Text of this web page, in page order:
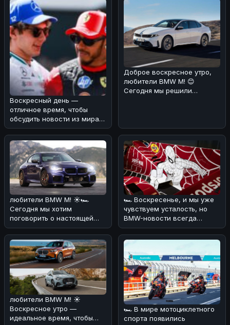
Воскресный день —
отличное время, чтобы
обсудить новости из мира
автоспорта! 🏎️⚡Мы
разобрались в ре
Доброе воскресное утро,
любители BMW M! 😊
Сегодня мы решили
любители BMW M! ☀️🏎
Сегодня мы хотим
поговорить о настоящей
легенде - BMW M2 CS. 🔥💪
По нашему мнен
🏎 Воскресенье, и мы уже
чувствуем усталость, но
BMW-новости всегда
заряжают энергией! 🔥
Сегодня хот
любители BMW M! ☀️
Воскресное утро —
идеальное время, чтобы
🏎 В мире мотоциклетного
спорта появились